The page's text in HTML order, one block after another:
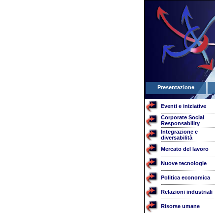
Presentazione
Eventi e iniziative
Corporate Social
Responsability
Integrazione e
diversabilità
Mercato del lavoro
Nuove tecnologie
Politica economica
Relazioni industriali
Risorse umane